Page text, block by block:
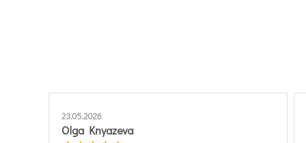
23.05.2026
Olga Knyazeva